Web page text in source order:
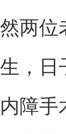
然两位
生，日
内障手